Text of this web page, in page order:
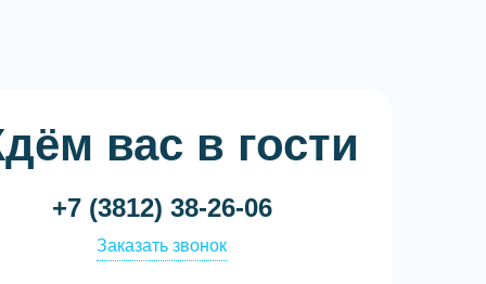
вас в гости
+7 (3812) 38-26-06
Заказать звонок